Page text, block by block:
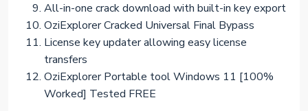
All-in-one crack download with built-in key export
OziExplorer Cracked Universal Final Bypass
License key updater allowing easy license
transfers
OziExplorer Portable tool Windows 11 [100%
Worked] Tested FREE